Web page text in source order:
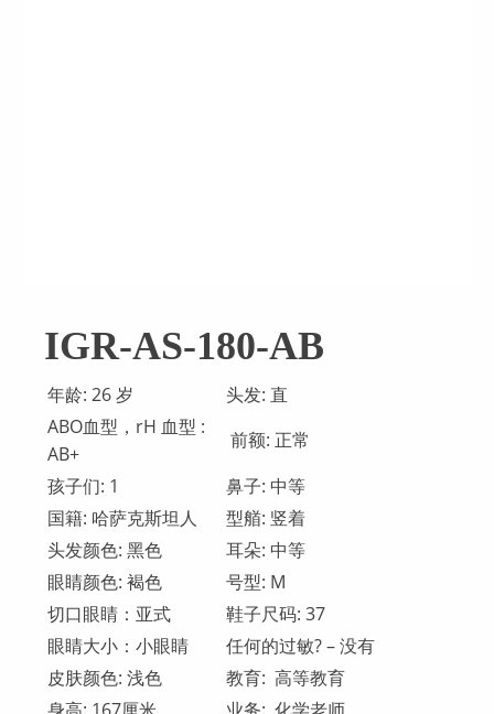
IGR-AS-180-AB
年龄: 26 岁
头发: 直
ABO血型，rH 血型 :
AВ+
前额: 正常
孩子们: 1
鼻子: 中等
国籍: 哈萨克斯坦人
型艏: 竖着
头发颜色: 黑色
耳朵: 中等
眼睛颜色: 褐色
号型: М
切口眼睛：亚式
鞋子尺码: 37
眼睛大小：小眼睛
任何的过敏? – 没有
皮肤颜色: 浅色
教育: 高等教育